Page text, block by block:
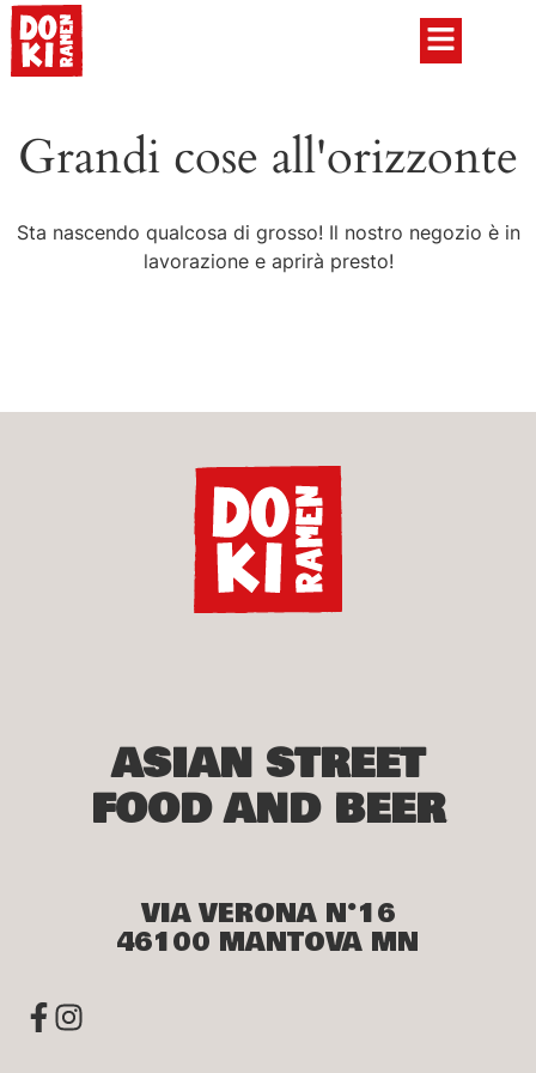
Grandi cose all'orizzonte
Sta nascendo qualcosa di grosso! Il nostro negozio è in
lavorazione e aprirà presto!
ASIAN STREET
FOOD AND BEER
VIA VERONA N°16
46100 MANTOVA MN